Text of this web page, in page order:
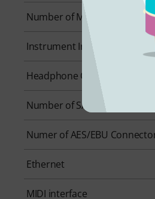
Number of Mic Inputs
Instrument Inputs
Headphone Outs
Number of S/PDIF Connectors
Numer of AES/EBU
Ethernet
MIDI interface